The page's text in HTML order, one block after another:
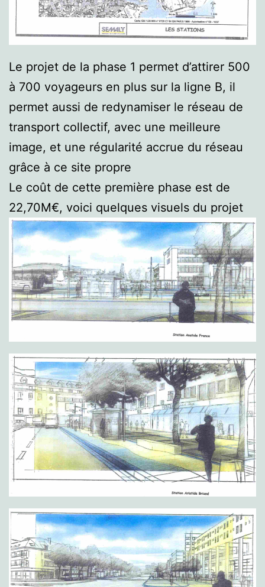
Le projet de la phase 1 permet d’attirer 500
à 700 voyageurs en plus sur la ligne B, il
permet aussi de redynamiser le réseau de
transport collectif, avec une meilleure
image, et une régularité accrue du réseau
grâce à ce site propre
Le coût de cette première phase est de
22,70M€, voici quelques visuels du projet